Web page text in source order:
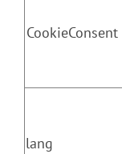
CookieConsent
lang